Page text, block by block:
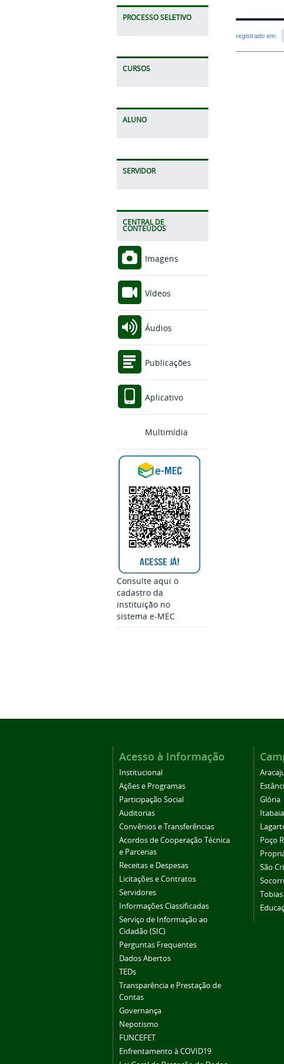
PROCESSO SELETIVO
CURSOS
ALUNO
SERVIDOR
CENTRAL DE
CONTEÚDOS
Imagens
Vídeos
Áudios
Publicações
Aplicativo
Multimídia
Consulte aqui o
cadastro da
instituição no
sistema e-MEC
registrado em:
Acesso à Informação
Institucional
Ações e Programas
Participação Social
Auditorias
Convênios e Transferências
Acordos de Cooperação Técnica
e Parcerias
Receitas e Despesas
Licitações e Contratos
Servidores
Informações Classificadas
Serviço de Informação ao
Cidadão (SIC)
Perguntas Frequentes
Dados Abertos
TEDs
Transparência e Prestação de
Contas
Governança
Nepotismo
FUNCEFET
Enfrentamento à COVID19
Glória
Poço
São